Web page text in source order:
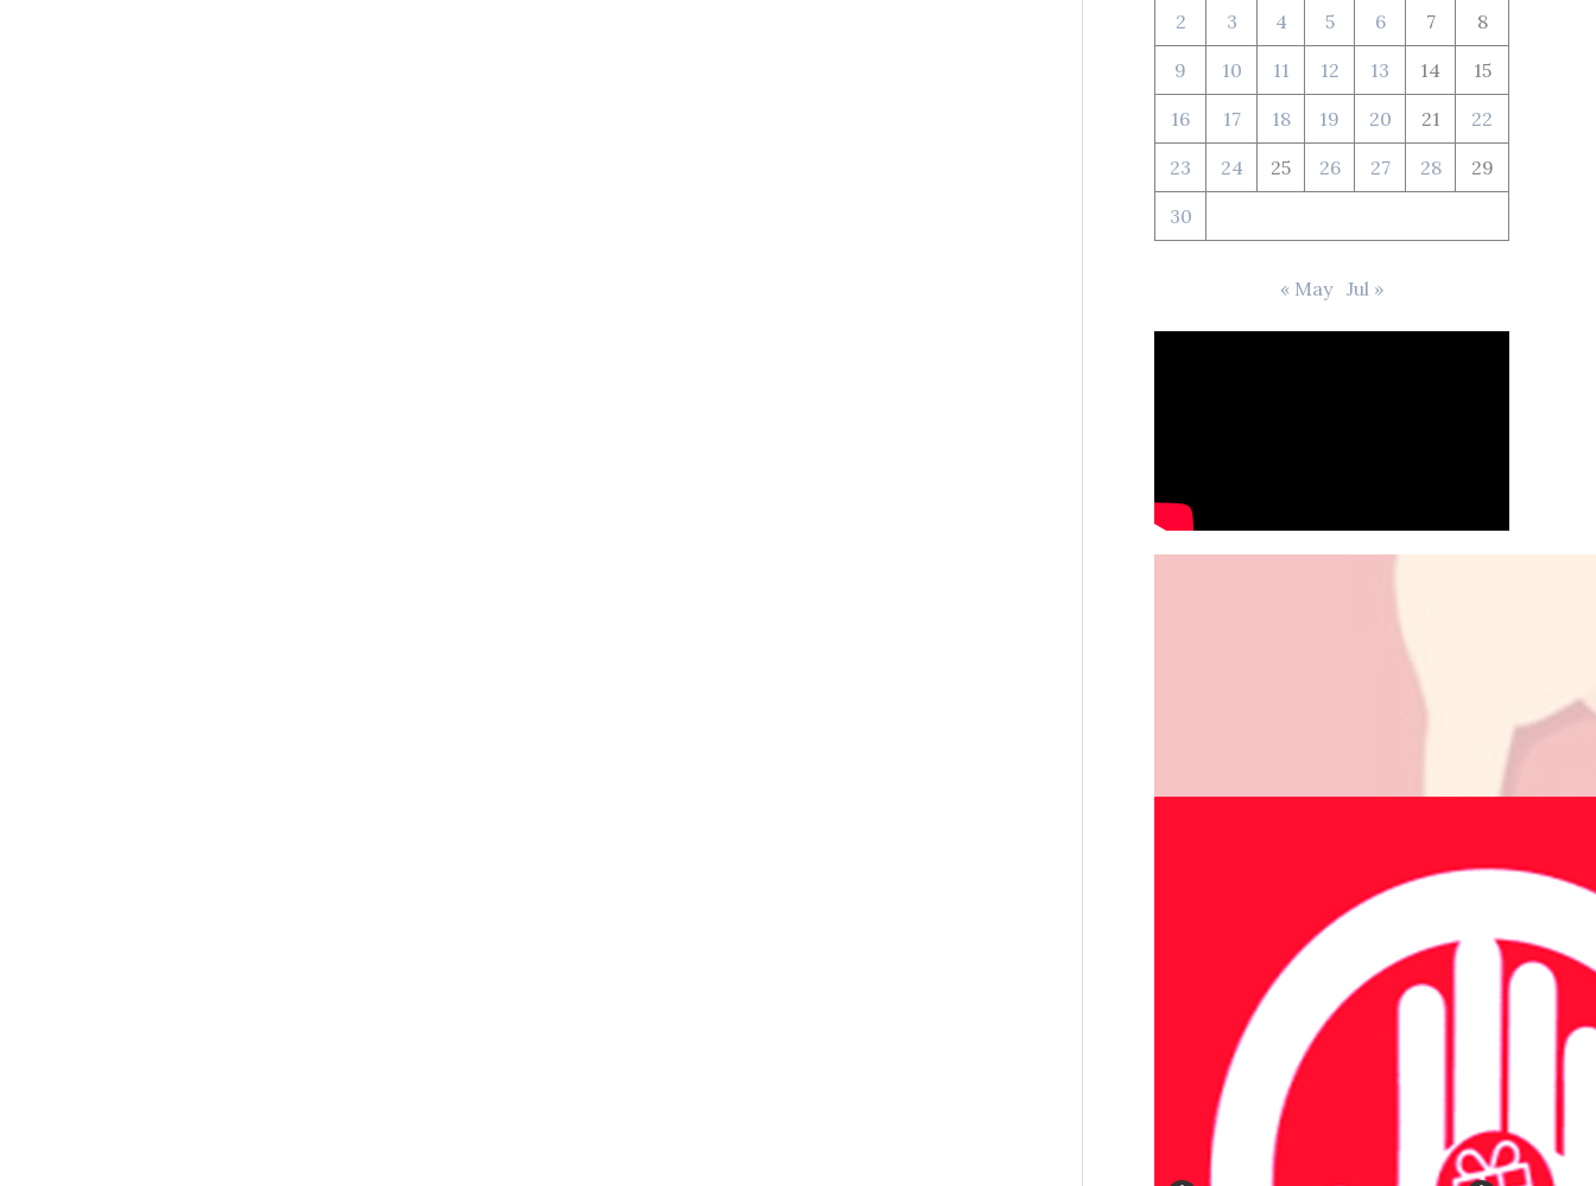
2 3 4 5 6 7 8
9 10 11 12 13 14 15
16 17 18 19 20 21 22
23 24 25 26 27 28 29
30
« May Jul »